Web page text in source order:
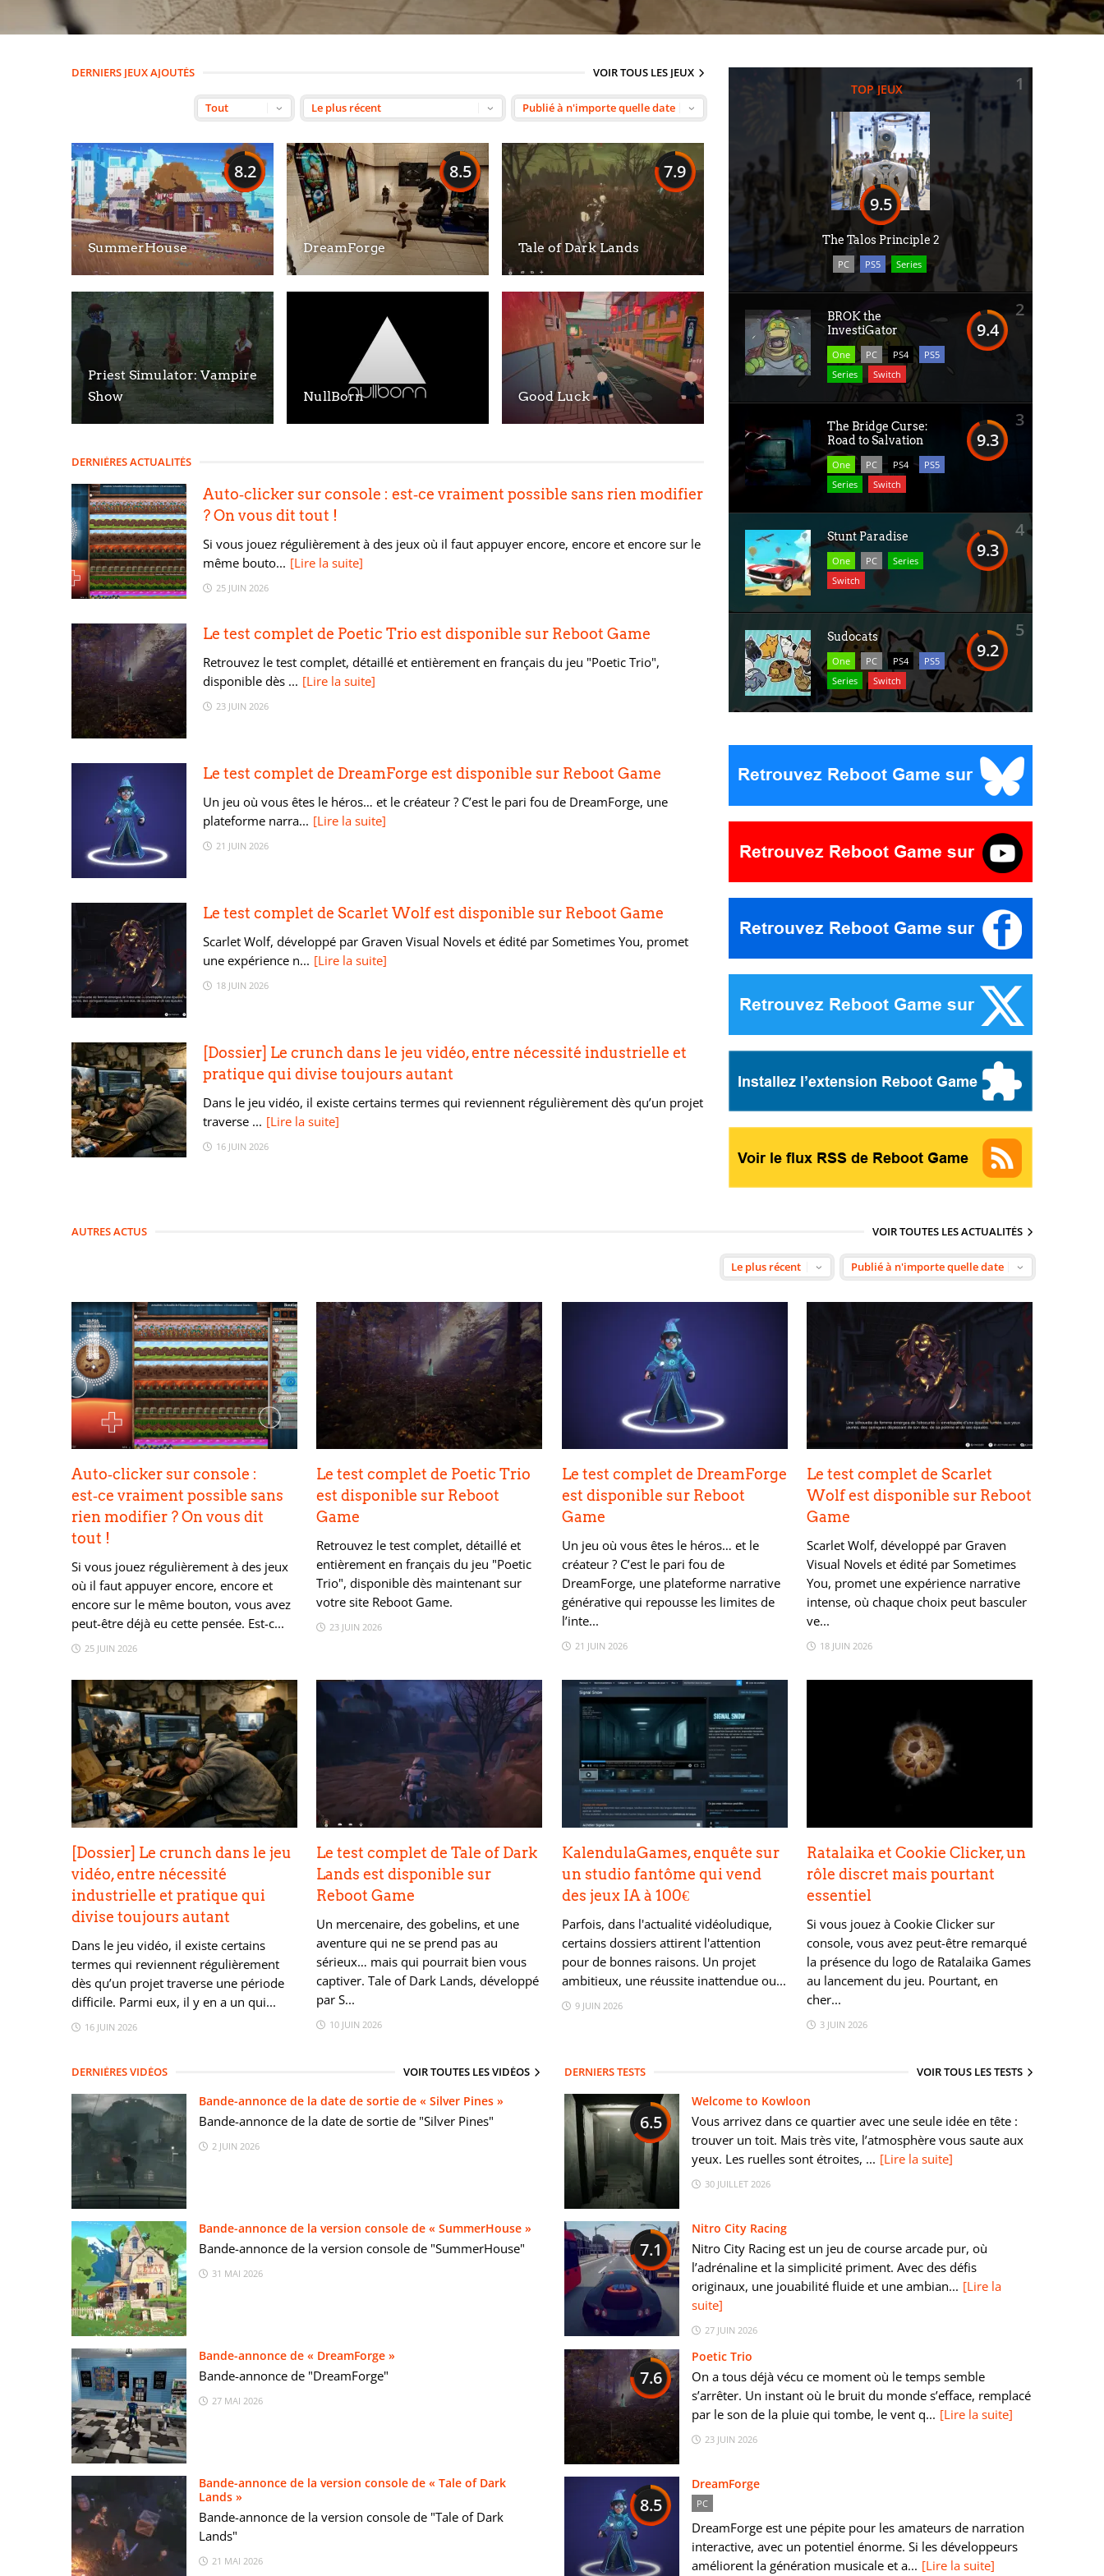
DERNIERS JEUX AJOUTÉS VOIR TOUS LES JEUX
8.2
SummerHouse
8.5
DreamForge
7.9
Tale of Dark Lands
Priest Simulator: Vampire
Show
NullBorn Good Luck
DERNIÈRES ACTUALITÉS
Auto‑clicker sur console : est‑ce vraiment possible sans rien modifier
? On vous dit tout !
Si vous jouez régulièrement à des jeux où il faut appuyer encore, encore et encore sur le
même bouto... [Lire la suite]
25 JUIN 2026
Le test complet de Poetic Trio est disponible sur Reboot Game
Retrouvez le test complet, détaillé et entièrement en français du jeu "Poetic Trio",
disponible dès ... [Lire la suite]
23 JUIN 2026
Le test complet de DreamForge est disponible sur Reboot Game
Un jeu où vous êtes le héros… et le créateur ? C’est le pari fou de DreamForge, une
plateforme narra... [Lire la suite]
21 JUIN 2026
Le test complet de Scarlet Wolf est disponible sur Reboot Game
Scarlet Wolf, développé par Graven Visual Novels et édité par Sometimes You, promet
une expérience n... [Lire la suite]
18 JUIN 2026
[Dossier] Le crunch dans le jeu vidéo, entre nécessité industrielle et
pratique qui divise toujours autant
Dans le jeu vidéo, il existe certains termes qui reviennent régulièrement dès qu’un projet
traverse ... [Lire la suite]
16 JUIN 2026
TOP JEUX 1
9.5
The Talos Principle 2
PC PS5 Series
2
9.4
BROK the
InvestiGator
One PC PS4
PS5
Series
Switch
3
9.3
The Bridge Curse:
Road to Salvation
One PC PS4
PS5
Series
Switch
4
9.3
Stunt Paradise
One PC
Series
Switch
5
9.2
Sudocats
One PC PS4
PS5
Series
Switch
AUTRES ACTUS VOIR TOUTES LES ACTUALITÉS
Auto‑clicker sur console :
est‑ce vraiment possible sans
rien modifier ? On vous dit
tout !
Si vous jouez régulièrement à des jeux
où il faut appuyer encore, encore et
encore sur le même bouton, vous avez
peut-être déjà eu cette pensée. Est-c...
25 JUIN 2026
Le test complet de Poetic Trio
est disponible sur Reboot
Game
Retrouvez le test complet, détaillé et
entièrement en français du jeu "Poetic
Trio", disponible dès maintenant sur
votre site Reboot Game.
23 JUIN 2026
Le test complet de DreamForge
est disponible sur Reboot
Game
Un jeu où vous êtes le héros… et le
créateur ? C’est le pari fou de
DreamForge, une plateforme narrative
générative qui repousse les limites de
l’inte...
21 JUIN 2026
Le test complet de Scarlet
Wolf est disponible sur Reboot
Game
Scarlet Wolf, développé par Graven
Visual Novels et édité par Sometimes
You, promet une expérience narrative
intense, où chaque choix peut basculer
ve...
18 JUIN 2026
[Dossier] Le crunch dans le jeu
vidéo, entre nécessité
industrielle et pratique qui
divise toujours autant
Dans le jeu vidéo, il existe certains
termes qui reviennent régulièrement
dès qu’un projet traverse une période
difficile. Parmi eux, il y en a un qui...
16 JUIN 2026
Le test complet de Tale of Dark
Lands est disponible sur
Reboot Game
Un mercenaire, des gobelins, et une
aventure qui ne se prend pas au
sérieux… mais qui pourrait bien vous
captiver. Tale of Dark Lands, développé
par S...
10 JUIN 2026
KalendulaGames, enquête sur
un studio fantôme qui vend
des jeux IA à 100€
Parfois, dans l'actualité vidéoludique,
certains dossiers attirent l'attention
pour de bonnes raisons. Un projet
ambitieux, une réussite inattendue ou...
9 JUIN 2026
Ratalaika et Cookie Clicker, un
rôle discret mais pourtant
essentiel
Si vous jouez à Cookie Clicker sur
console, vous avez peut-être remarqué
la présence du logo de Ratalaika Games
au lancement du jeu. Pourtant, en
cher...
3 JUIN 2026
DERNIÈRES VIDÉOS VOIR TOUTES LES VIDÉOS
Bande-annonce de la date de sortie de « Silver Pines »
Bande-annonce de la date de sortie de "Silver Pines"
2 JUIN 2026
Bande-annonce de la version console de « SummerHouse »
Bande-annonce de la version console de "SummerHouse"
31 MAI 2026
Bande-annonce de « DreamForge »
Bande-annonce de "DreamForge"
27 MAI 2026
Bande-annonce de la version console de « Tale of Dark
Lands »
Bande-annonce de la version console de "Tale of Dark
Lands"
21 MAI 2026
DERNIERS TESTS VOIR TOUS LES TESTS
6.5
Welcome to Kowloon
Vous arrivez dans ce quartier avec une seule idée en tête :
trouver un toit. Mais très vite, l’atmosphère vous saute aux
yeux. Les ruelles sont étroites, ... [Lire la suite]
30 JUILLET 2026
7.1
Nitro City Racing
Nitro City Racing est un jeu de course arcade pur, où
l’adrénaline et la simplicité priment. Avec des défis
originaux, une jouabilité fluide et une ambian... [Lire la
suite]
27 JUIN 2026
7.6
Poetic Trio
On a tous déjà vécu ce moment où le temps semble
s’arrêter. Un instant où le bruit du monde s’efface, remplacé
par le son de la pluie qui tombe, le vent q... [Lire la suite]
23 JUIN 2026
8.5
DreamForge
PC
DreamForge est une pépite pour les amateurs de narration
interactive, avec un potentiel énorme. Si les développeurs
améliorent la génération musicale et a... [Lire la suite]